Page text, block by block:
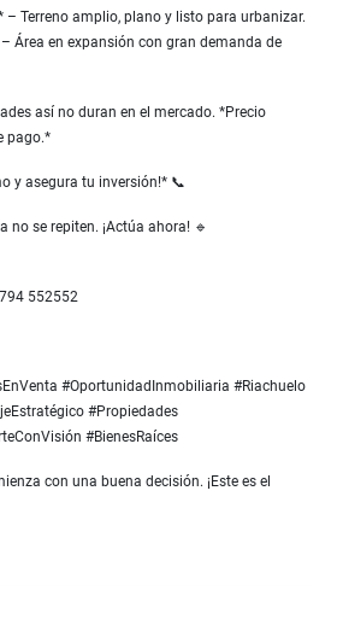
Terreno amplio, plano y listo para urbanizar.
Área en expansión con gran demanda de
así no duran en el mercado. *Precio
pago.*
y asegura tu inversión!* 📞
no se repiten. ¡Actúa ahora! 🔹
552552
#OportunidadInmobiliaria #Riachuelo
#Propiedades
#BienesRaíces
con una buena decisión. ¡Este es el